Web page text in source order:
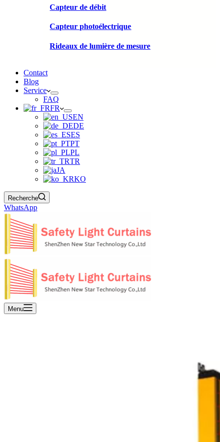
Capteur de débit
Capteur photoélectrique
Rideaux de lumière de mesure
Contact
Blog
Service
FAQ
FR
EN
DE
ES
PT
PL
TR
JA
KO
Recherche
WhatsApp
Menu